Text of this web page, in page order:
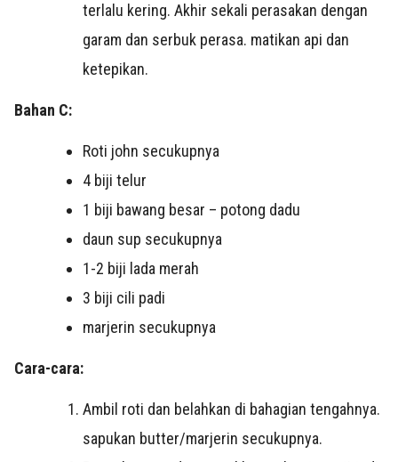
terlalu kering. Akhir sekali perasakan dengan
garam dan serbuk perasa. matikan api dan
ketepikan.
Bahan C:
Roti john secukupnya
4 biji telur
1 biji bawang besar – potong dadu
daun sup secukupnya
1-2 biji lada merah
3 biji cili padi
marjerin secukupnya
Cara-cara:
Ambil roti dan belahkan di bahagian tengahnya.
sapukan butter/marjerin secukupnya.